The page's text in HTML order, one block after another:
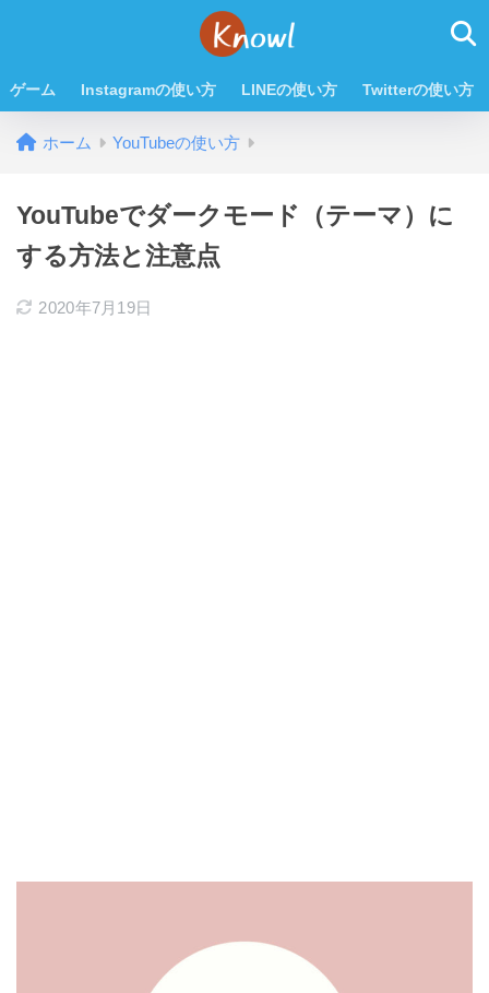
ゲーム Instagramの使い方 LINEの使い方 Twitterの使い方
ホーム YouTubeの使い方
YouTubeでダークモード（テーマ）に
する方法と注意点
2020年7月19日